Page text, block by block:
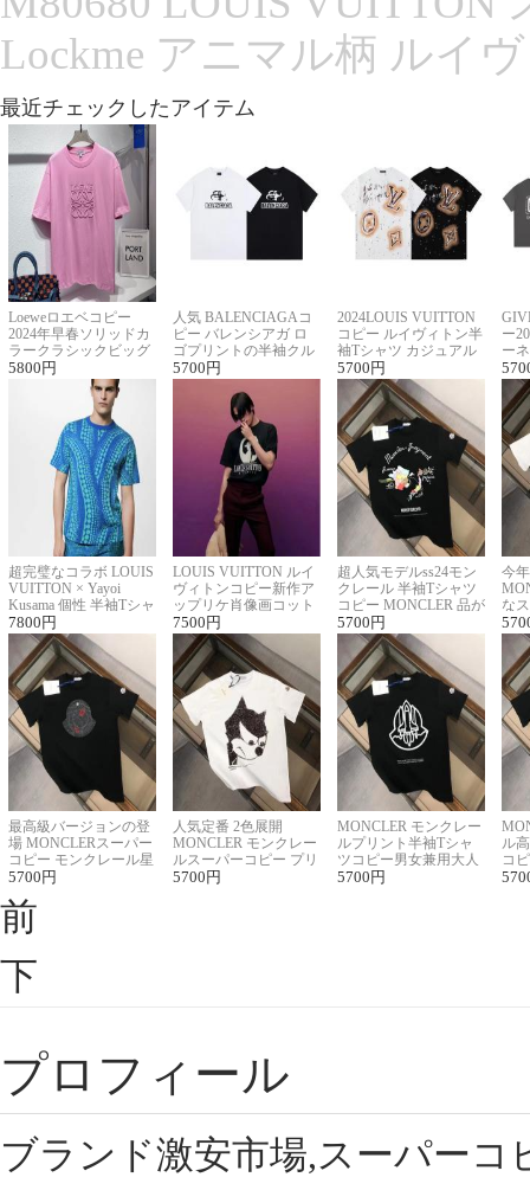
Lockme アニマル柄 ルイ
最近チェックしたアイテム
Loeweロエベコピー
2024年早春ソリッドカ
ラークラシックビッグ
ロゴ刺繍Tシャツ
5800 円
人気 BALENCIAGAコ
ピー バレンシアガ ロ
ゴプリントの半袖クル
ーネックTシャツ
5700 円
2024LOUIS VUITTON
コピー ルイヴィトン半
袖Tシャツ カジュアル
に馴染む 2色展開
5700 円
ー
ー
ー
超完璧なコラボ LOUIS
VUITTON × Yayoi
Kusama 個性 半袖Tシャ
ツコピー男女兼用
7800 円
LOUIS VUITTON ルイ
ヴィトンコピー新作ア
ップリケ肖像画コット
ンニット半袖Tシャツ
7500 円
超人気モデルss24モン
クレール 半袖Tシャツ
コピー MONCLER 品が
良く見た目
5700 円
今
な
ル
最高級バージョンの登
場 MONCLERスーパー
コピー モンクレール星
座半袖Tシャツ
5700 円
人気定番 2色展開
MONCLER モンクレー
ルスーパーコピー プリ
ント半袖Tシャツ
5700 円
MONCLER モンクレー
ルプリント半袖Tシャ
ツコピー男女兼用大人
可愛い春夏コーデ
5700 円
ル
コ
ィ
前
下
プロフィール
ブランド激安市場,スーパー